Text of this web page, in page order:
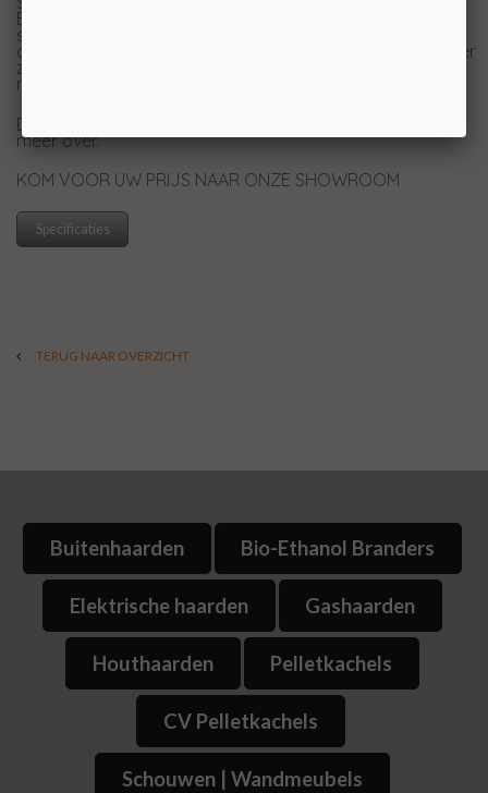
Bedien uw kachel via Bluetooth en een app op uw
smartphone: registratie van de kamertemperatuur,
automatische ontsteking en regeling van de luchttoevoer
zijn allemaal heel eenvoudig met een druk op de knop
mogelijk.
De speciale technologiën van Austroflamm, lees er
meer over.
KOM VOOR UW PRIJS NAAR ONZE SHOWROOM
Specificaties
TERUG NAAR OVERZICHT
Buitenhaarden Bio-Ethanol Branders
Elektrische haarden Gashaarden
Houthaarden Pelletkachels
CV Pelletkachels
Schouwen | Wandmeubels